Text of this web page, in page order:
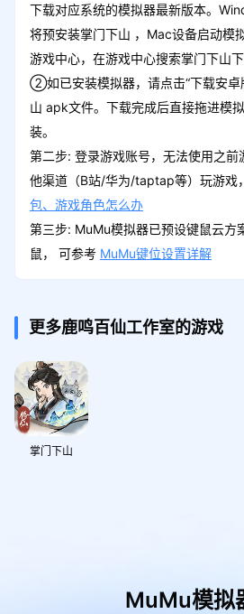
下载对应系统的模拟器最新版本。
将预安装掌门下山 ，Mac设备启动模
游戏中心，在游戏中心搜索掌门下山下
②如已安装模拟器，请点击“下载安卓
山 apk文件。下载完成后直接拖进模
装。
第二步: 登录游戏账号，无法使用之前
他渠道（B站/华为/taptap等）玩游戏
包、游戏角色怎么办
第三步: MuMu模拟器已预设键鼠云方
鼠， 可参考 MuMu键位设置详解
更多鹿鸣百仙工作室的游戏
掌门下山
MuMu模拟